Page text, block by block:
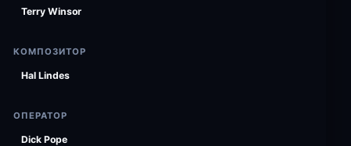
Terry Winsor
КОМПОЗИТОР
Hal Lindes
ОПЕРАТОР
Dick Pope